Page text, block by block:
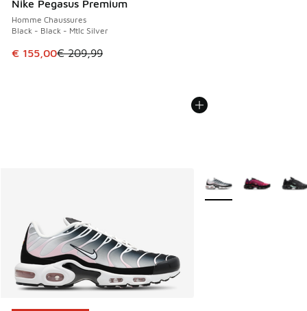
Nike Pegasus Premium
Homme Chaussures
Black - Black - Mtlc Silver
Cet article est en promotion. Prix en baisse de € 209,99 à
€ 155,00€ 209,99
Plus de couleurs